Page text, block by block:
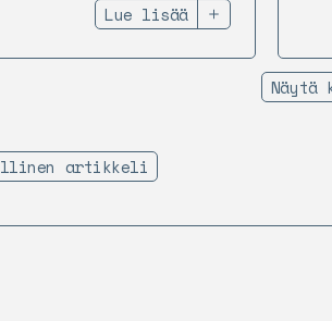
Lue lisää
artikkeli
ylös